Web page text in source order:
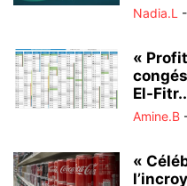
Nadia.L -
«
El-
Amine.B
«